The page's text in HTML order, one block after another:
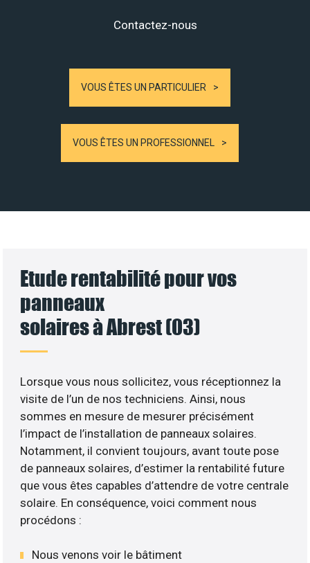
Contactez-nous
VOUS ÊTES UN PARTICULIER
VOUS ÊTES UN PROFESSIONNEL
Etude rentabilité pour vos
panneaux
solaires à Abrest (03)
Lorsque vous nous sollicitez, vous réceptionnez la
visite de l’un de nos techniciens. Ainsi, nous
sommes en mesure de mesurer précisément
l’impact de l’installation de panneaux solaires.
Notamment, il convient toujours, avant toute pose
de panneaux solaires, d’estimer la rentabilité future
que vous êtes capables d’attendre de votre centrale
solaire. En conséquence, voici comment nous
procédons :
Nous venons voir le bâtiment